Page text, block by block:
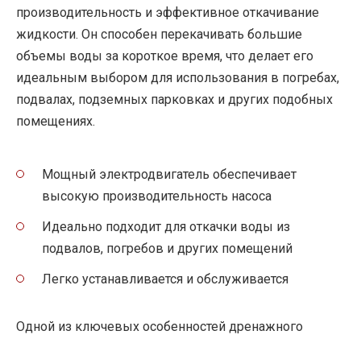
производительность и эффективное откачивание
жидкости. Он способен перекачивать большие
объемы воды за короткое время, что делает его
идеальным выбором для использования в погребах,
подвалах, подземных парковках и других подобных
помещениях.
Мощный электродвигатель обеспечивает
высокую производительность насоса
Идеально подходит для откачки воды из
подвалов, погребов и других помещений
Легко устанавливается и обслуживается
Одной из ключевых особенностей дренажного